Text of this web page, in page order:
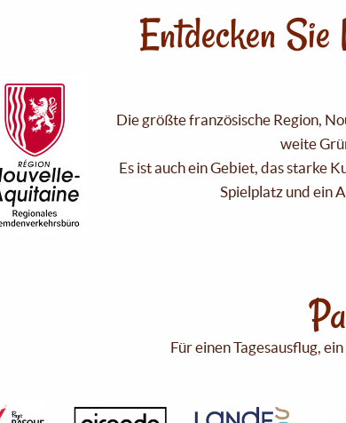
Entdecken
Die größte französische Region,
weite
Es ist auch ein Gebiet, das starke
Spielplatz und ein
Für einen Tagesausflug,